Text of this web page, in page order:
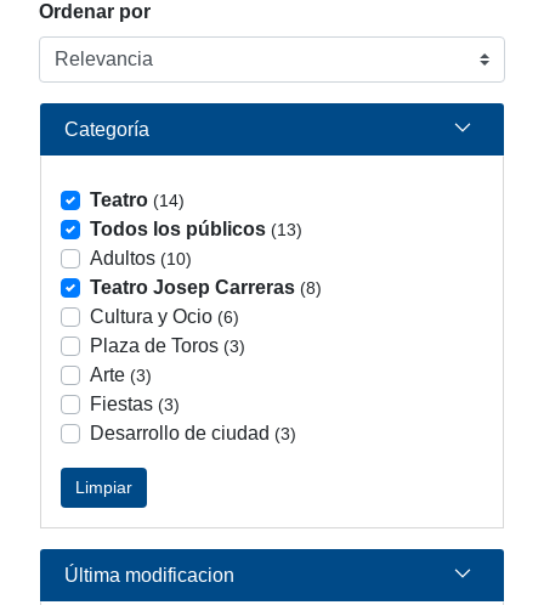
Ordenar por
Categoría
Teatro (14)
Todos los públicos (13)
Adultos (10)
Teatro Josep Carreras (8)
Cultura y Ocio (6)
Plaza de Toros (3)
Arte (3)
Fiestas (3)
Desarrollo de ciudad (3)
Limpiar
Última modificacion